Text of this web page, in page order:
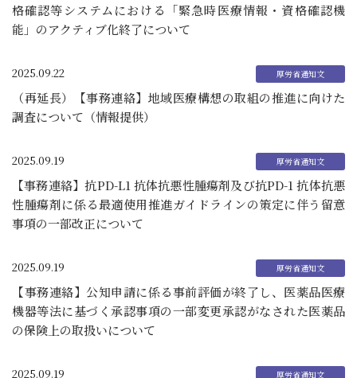
格確認等システムにおける「緊急時医療情報・資格確認機
能」のアクティブ化終了について
2025.09.22
（再延長）【事務連絡】地域医療構想の取組の推進に向けた
調査について（情報提供）
2025.09.19
【事務連絡】抗PD-L1 抗体抗悪性腫瘍剤及び抗PD-1 抗体抗悪
性腫瘍剤に係る最適使用推進ガイドラインの策定に伴う留意
事項の一部改正について
2025.09.19
【事務連絡】公知申請に係る事前評価が終了し、医薬品医療
機器等法に基づく承認事項の一部変更承認がなされた医薬品
の保険上の取扱いについて
2025.09.19